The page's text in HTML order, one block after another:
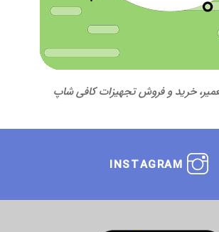
خرید و فروش تجهیزات کافی شاپ
INSTAGRAM